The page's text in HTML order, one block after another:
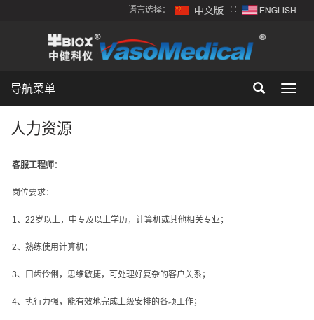
语言选择： ∷
导航菜单
人力资源
客服工程师：
岗位要求：
1 、 22岁以上，中专及以上学历，计算机或其他相关专业；
2、熟练使用计算机；
3、口齿伶俐，思维敏捷，可处理好复杂的客户关系；
4、执行力强，能有效地完成上级安排的各项工作；